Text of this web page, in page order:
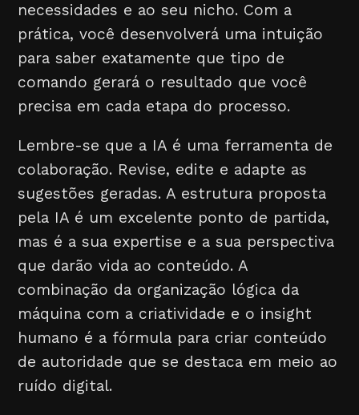
necessidades e ao seu nicho. Com a
prática, você desenvolverá uma intuição
para saber exatamente que tipo de
comando gerará o resultado que você
precisa em cada etapa do processo.
Lembre-se que a IA é uma ferramenta de
colaboração. Revise, edite e adapte as
sugestões geradas. A estrutura proposta
pela IA é um excelente ponto de partida,
mas é a sua expertise e a sua perspectiva
que darão vida ao conteúdo. A
combinação da organização lógica da
máquina com a criatividade e o insight
humano é a fórmula para criar conteúdo
de autoridade que se destaca em meio ao
ruído digital.